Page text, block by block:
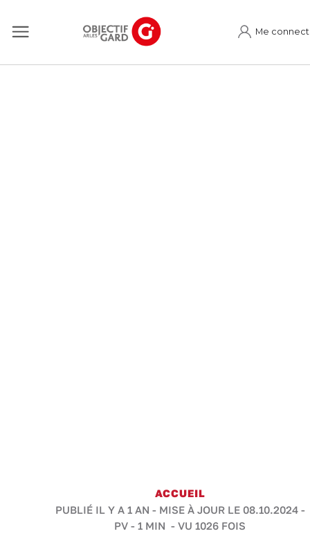
Me
ACCUEIL
PUBLIÉ IL Y A 1 AN - MISE À JOUR LE 08.10.2024 -
PV - 1 MIN - VU 1026 FOIS